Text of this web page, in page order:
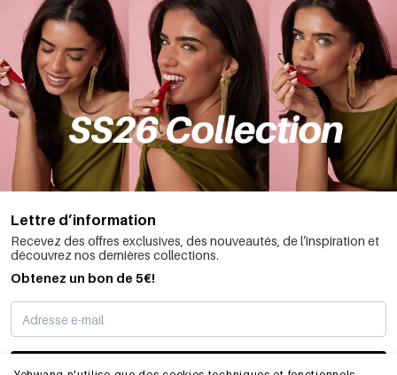
Lettre d’information
Recevez des offres exclusives, des nouveautés, de l’inspiration et
découvrez nos dernières collections.
Obtenez un bon de 5€!
JE M’INSCRIS